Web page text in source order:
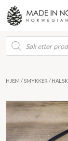
Products
search
HJEM / SMYKKER /